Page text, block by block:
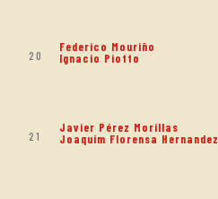
20
Federico Mouriño
Ignacio Piotto
21
Javier Pérez Morillas
Joaquim Florensa Hernandez